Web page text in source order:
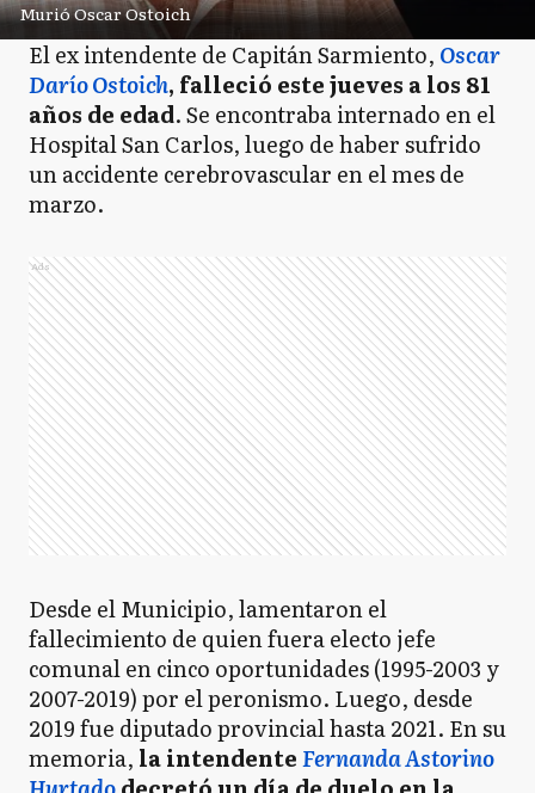
Murió Oscar Ostoich
El ex intendente de Capitán Sarmiento, Oscar
Darío Ostoich, falleció este jueves a los 81
años de edad. Se encontraba internado en el
Hospital San Carlos, luego de haber sufrido
un accidente cerebrovascular en el mes de
marzo.
Ads
Desde el Municipio, lamentaron el
fallecimiento de quien fuera electo jefe
comunal en cinco oportunidades (1995-2003 y
2007-2019) por el peronismo. Luego, desde
2019 fue diputado provincial hasta 2021. En su
memoria, la intendenteFernanda Astorino